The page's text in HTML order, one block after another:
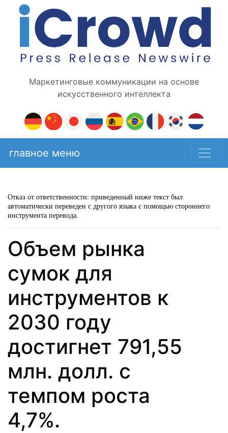
Маркетинговые коммуникации на основе
искусственного интеллекта
главное меню
Отказ от ответственности: приведенный ниже текст был
автоматически переведен с другого языка с помощью стороннего
инструмента перевода.
Объем рынка
сумок для
инструментов к
2030 году
достигнет 791,55
млн. долл. с
темпом роста
4,7%.